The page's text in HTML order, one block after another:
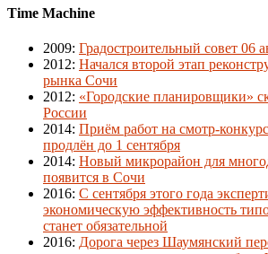
Time Machine
2009: Градостроительный совет 06
2012: Начался второй этап
рынка Сочи
2012: «Городские планировщики»
России
2014: Приём работ на смотр-
продлён до 1 сентября
2014: Новый микрорайон для
появится в Сочи
2016: С сентября этого года
экономическую эффективность
станет обязательной
2016: Дорога через Шаумянский